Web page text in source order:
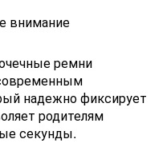
внимание
ремни
надежно фиксирует
родителям
секунды.